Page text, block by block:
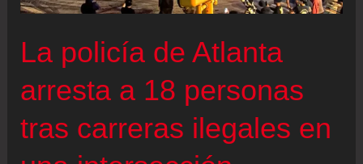
en
estado
alemán
Baja
Sajonia
La policía de Atlanta
arresta a 18 personas
tras carreras ilegales en